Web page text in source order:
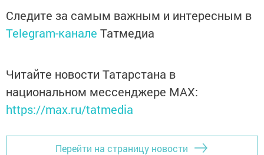
Следите за самым важным и интересным в
Telegram-канале Татмедиа
Читайте новости Татарстана в
национальном мессенджере MАХ:
https://max.ru/tatmedia
Перейти на страницу новости